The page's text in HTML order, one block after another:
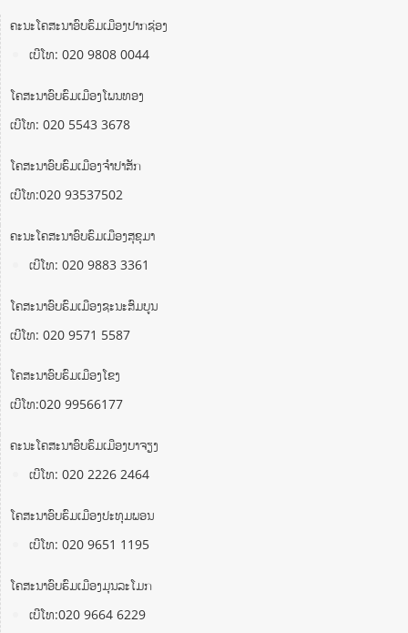
ຄະນະໂຄສະນາອົບຮົມເມືອງປາກຊ່ອງ
ເບີໂທ: 020 9808 0044
ໂຄສະນາອົບຮົມເມືອງໂພນທອງ
ເບີໂທ: 020 5543 3678
ໂຄສະນາອົບຮົມເມືອງຈຳປາສັກ
ເບີໂທ:020 93537502
ຄະນະໂຄສະນາອົບຮົມເມືອງສຸຂຸມາ
ເບີໂທ: 020 9883 3361
ໂຄສະນາອົບຮົມເມືອງຊະນະສົມບູນ
ເບີໂທ: 020 9571 5587
ໂຄສະນາອົບຮົມເມືອງໂຂງ
ເບີໂທ:020 99566177
ຄະນະໂຄສະນາອົບຮົມເມືອງບາຈຽງ
ເບີໂທ: 020 2226 2464
ໂຄສະນາອົບຮົມເມືອງປະທຸມພອນ
ເບີໂທ: 020 9651 1195
ໂຄສະນາອົບຮົມເມືອງມຸນລະໂມກ
ເບີໂທ:020 9664 6229